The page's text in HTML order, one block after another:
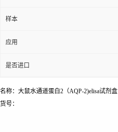
样本
应用
是否进口
名称：大鼠水通道蛋白2（AQP-2)elisa试剂盒
货号：